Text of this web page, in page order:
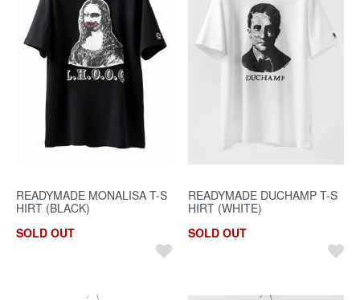
READYMADE MONALISA T-S
HIRT (BLACK)
SOLD OUT
READYMADE DUCHAMP T-S
HIRT (WHITE)
SOLD OUT